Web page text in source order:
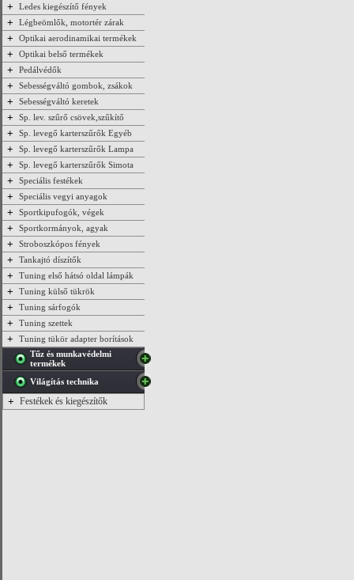
+ Ledes kiegészítő fények
+ Légbeömlők, motortér zárak
+ Optikai aerodinamikai termékek
+ Optikai belső termékek
+ Pedálvédők
+ Sebességváltó gombok, zsákok
+ Sebességváltó keretek
+ Sp. lev. szűrő csövek,szűkítő
+ Sp. levegő karterszűrők Egyéb
+ Sp. levegő karterszűrők Lampa
+ Sp. levegő karterszűrők Simota
+ Speciális festékek
+ Speciális vegyi anyagok
+ Sportkipufogók, végek
+ Sportkormányok, agyak
+ Stroboszkópos fények
+ Tankajtó díszítők
+ Tuning első hátsó oldal lámpák
+ Tuning külső tükrök
+ Tuning sárfogók
+ Tuning szettek
+
Tuning tükör adapter borítások
Tűz és munkavédelmi
termékek
Világítás technika
+ Festékek és kiegészítők